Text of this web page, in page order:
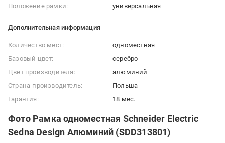
Положение рамки: универсальная
Дополнительная информация
Количество мест:
одноместная
Базовый цвет:
серебро
Цвет производителя:
алюминий
Страна-производитель:
Польша
Гарантия:
18 мес.
Фото Рамка одноместная Schneider Electric
Sedna Design Алюминий (SDD313801)